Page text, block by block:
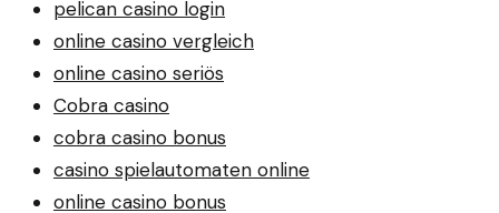
pelican casino login
online casino vergleich
online casino seriös
Cobra casino
cobra casino bonus
casino spielautomaten online
online casino bonus